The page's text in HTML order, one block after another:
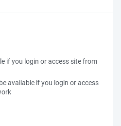
if you login or access site from
available if you login or access